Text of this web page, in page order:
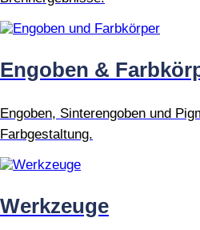
Engoben &
Engoben, Sinterengoben und
Farbgestaltung.
Werkzeuge